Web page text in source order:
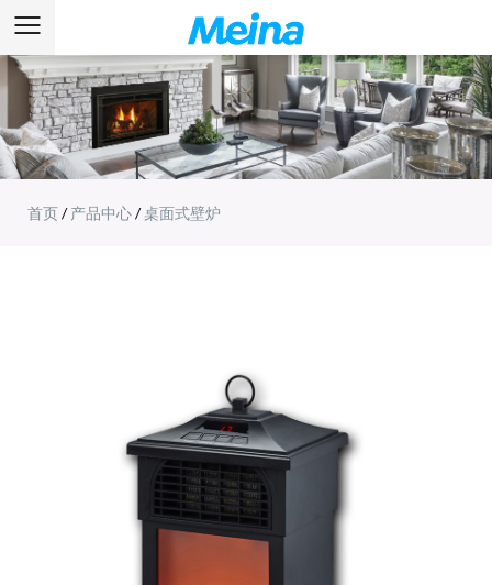
首页/产品中心/桌面式壁炉